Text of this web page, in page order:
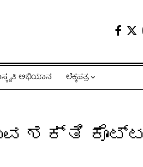
ಅಭಿಯಾನ ಲೆಕ್ಕಪತ್ರ
ಶಕ್ತಿ ಕೊಟ್ಟ